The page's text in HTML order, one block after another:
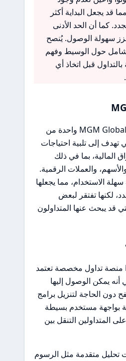
قد يجعل البداية أكثر
كما أن الحد الأدنى
سهولة الوصول. يُنصح
شامل حول الوسيط وفهم
قبل اتخاذ أي
تعتبر منصة التداول MGM Global واحدة من
تهدف إلى تلبية احتياجات
المالية، بما في ذلك
والعملات الرقمية.
الاستخدام، مما يجعلها
لكنها تفتقر لبعض
قد يبحث عنها المتداولون
تقدم MGM Global منصة تداول مخصصة تعتمد
أنه يمكن الوصول إليها
دون الحاجة لتنزيل برامج
بواجهة مستخدم بسيطة
المتداولين التنقل بين
تحليل متقدمة مثل الرسوم